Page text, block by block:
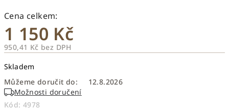
1 150 Kč
950,41 Kč bez DPH
cena:
Skladem
Můžeme doručit do:
12.8.2026
Možnosti doručení
Kód: 4978